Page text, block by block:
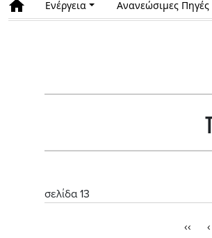
Ενέργεια Ανανεώσιμες Πηγές
σελίδα 13
‹‹ ‹